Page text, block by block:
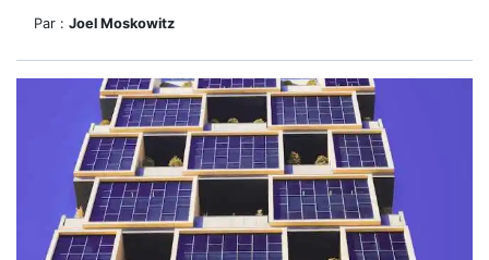
Par : Joel Moskowitz